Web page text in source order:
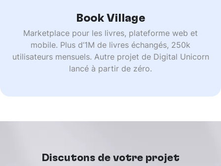
Book Village
Marketplace pour les livres, plateforme web et
mobile. Plus d’1M de livres échangés, 250k
utilisateurs mensuels. Autre projet de Digital Unicorn
lancé à partir de zéro.
Discutons de votre projet